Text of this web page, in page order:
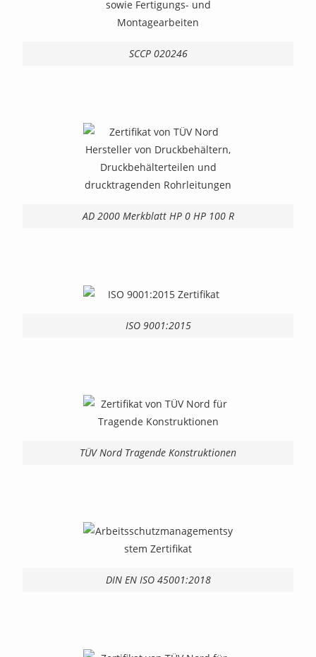
SCCP 020246
AD 2000 Merkblatt HP 0 HP 100 R
ISO 9001:2015
TÜV Nord Tragende Konstruktionen
DIN EN ISO 45001:2018